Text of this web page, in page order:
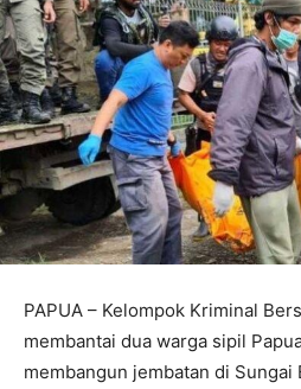
PAPUA – Kelompok Kriminal
membantai dua warga sipil
membangun jembatan di Sungai